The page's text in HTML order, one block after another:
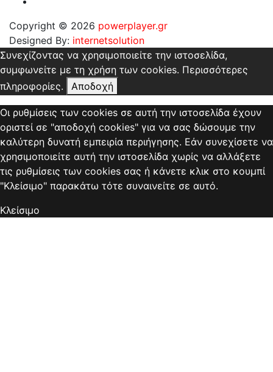
Copyright © 2026 powerplayer.gr
Designed By: internetsolution
Συνεχίζοντας να χρησιμοποιείτε την ιστοσελίδα,
συμφωνείτε με τη χρήση των cookies. Περισσότερες
πληροφορίες.
Αποδοχή
Οι ρυθμίσεις των cookies σε αυτή την ιστοσελίδα έχουν
οριστεί σε "αποδοχή cookies" για να σας δώσουμε την
καλύτερη δυνατή εμπειρία περιήγησης. Εάν συνεχίσετε να
χρησιμοποιείτε αυτή την ιστοσελίδα χωρίς να αλλάξετε
τις ρυθμίσεις των cookies σας ή κάνετε κλικ στο κουμπί
"Κλείσιμο" παρακάτω τότε συναινείτε σε αυτό.
Κλείσιμο